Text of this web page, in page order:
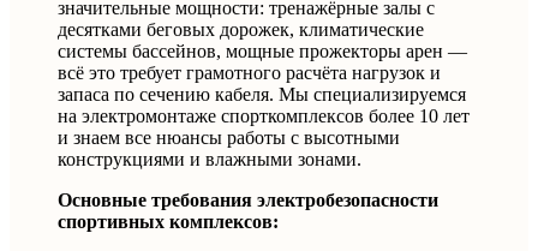
значительные мощности: тренажёрные залы с
десятками беговых дорожек, климатические
системы бассейнов, мощные прожекторы арен —
всё это требует грамотного расчёта нагрузок и
запаса по сечению кабеля. Мы специализируемся
на электромонтаже спорткомплексов более 10 лет
и знаем все нюансы работы с высотными
конструкциями и влажными зонами.
Основные требования электробезопасности
спортивных комплексов: